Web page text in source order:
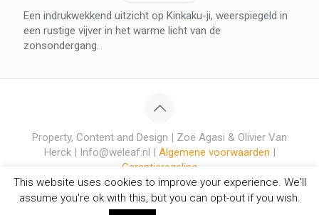
Een indrukwekkend uitzicht op Kinkaku-ji, weerspiegeld in
een rustige vijver in het warme licht van de
zonsondergang.
Property, Content and Design | Zoë Agasi & Olivier Van
Herck | Info@weleaf.nl | Algemene voorwaarden |
Garantieregeling
This website uses cookies to improve your experience. We'll
assume you're ok with this, but you can opt-out if you wish.